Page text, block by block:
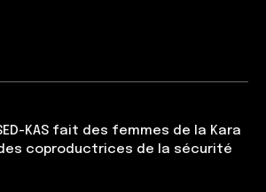
KAS fait des femmes de la Kara
coproductrices de la sécurité